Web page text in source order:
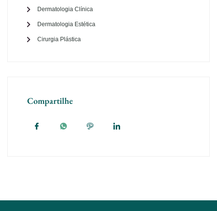
Dermatologia Clínica
Dermatologia Estética
Cirurgia Plástica
Compartilhe